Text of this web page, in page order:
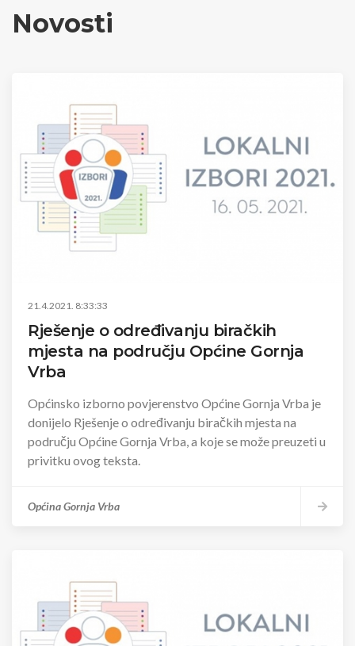
Novosti
21.4.2021. 8:33:33
Rješenje o određivanju biračkih
mjesta na području Općine Gornja
Vrba
Općinsko izborno povjerenstvo Općine Gornja Vrba je
donijelo Rješenje o određivanju biračkih mjesta na
području Općine Gornja Vrba, a koje se može preuzeti u
privitku ovog teksta.
Općina Gornja Vrba